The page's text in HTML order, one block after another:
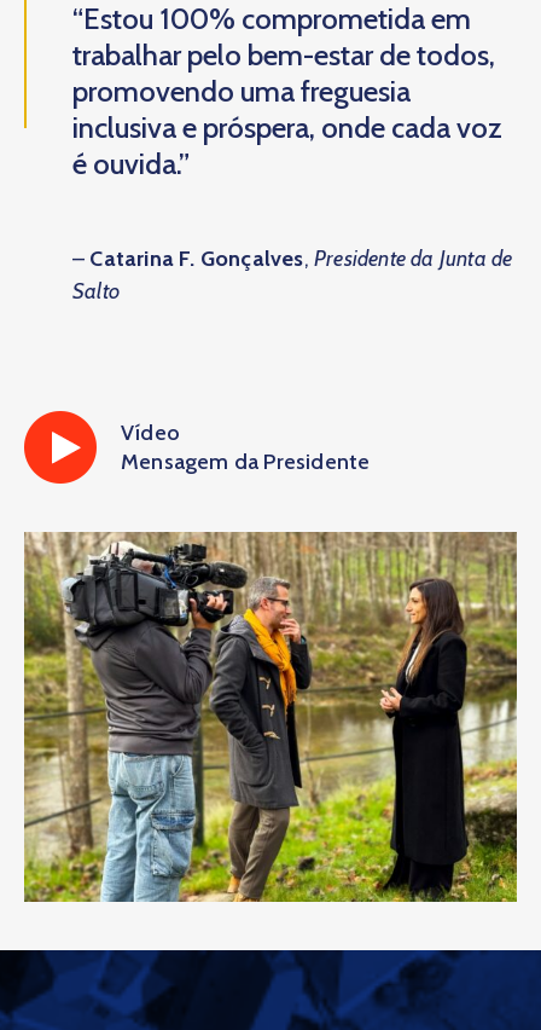
“Estou 100% comprometida em
trabalhar pelo bem-estar de todos,
promovendo uma freguesia
inclusiva e próspera, onde cada voz
é ouvida.”
– Catarina F. Gonçalves, Presidente da Junta de
Salto
Vídeo
Mensagem da Presidente